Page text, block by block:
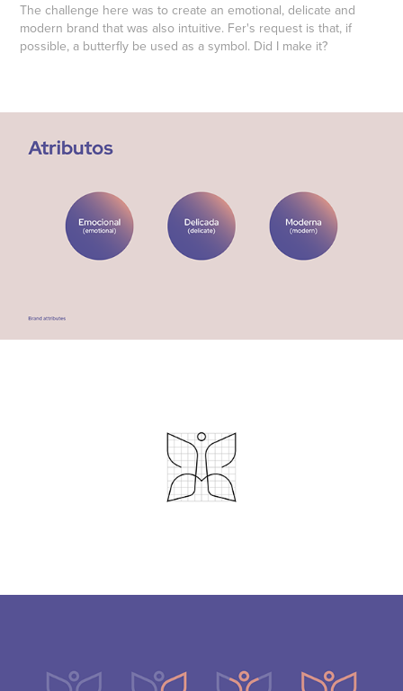
The challenge here was to create an emotional, delicate and
modern brand that was also intuitive. Fer's request is that, if
possible, a butterfly be used as a symbol. Did I make it?